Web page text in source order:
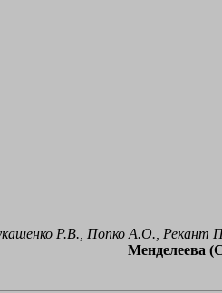
Р.В., Попко А.О.,
Менделеева